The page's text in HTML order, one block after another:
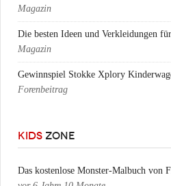
Magazin
Die besten Ideen und Verkleidungen
Magazin
Gewinnspiel Stokke Xplory
Forenbeitrag
KIDS ZONE
Das kostenlose Monster-Malbuch von